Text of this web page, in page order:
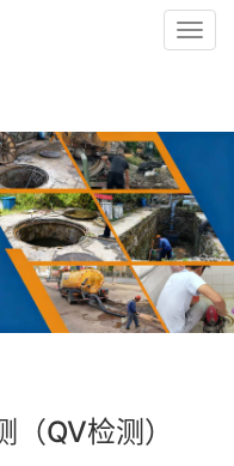
QV检测）